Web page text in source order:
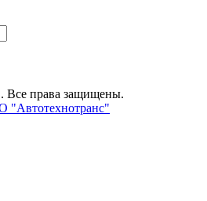
Все права защищены.
"Автотехнотранс"